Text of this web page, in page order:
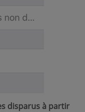
disparus à partir